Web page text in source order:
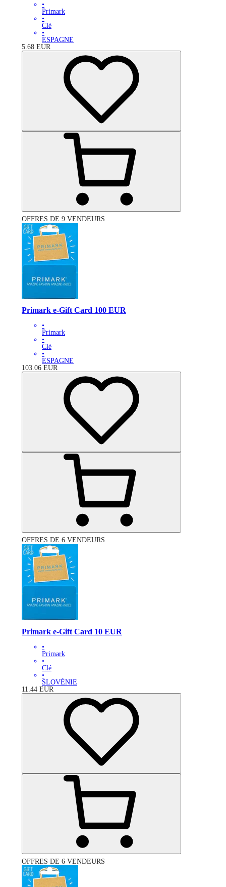
•
Primark
•
Clé
•
ESPAGNE
5.68 EUR
OFFRES DE 9 VENDEURS
Primark e-Gift Card 100 EUR
•
Primark
•
Clé
•
ESPAGNE
103.06 EUR
OFFRES DE 6 VENDEURS
Primark e-Gift Card 10 EUR
•
Primark
•
Clé
•
SLOVÉNIE
11.44 EUR
OFFRES DE 6 VENDEURS